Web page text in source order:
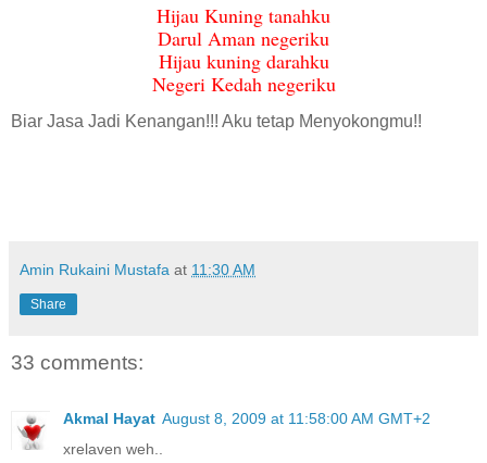
Hijau Kuning tanahku
Darul Aman negeriku
Hijau kuning darahku
Negeri Kedah negeriku
Biar Jasa Jadi Kenangan!!! Aku tetap Menyokongmu!!
Amin Rukaini Mustafa at 11:30 AM
Share
33 comments:
Akmal Hayat August 8, 2009 at 11:58:00 AM GMT+2
xrelaven weh..